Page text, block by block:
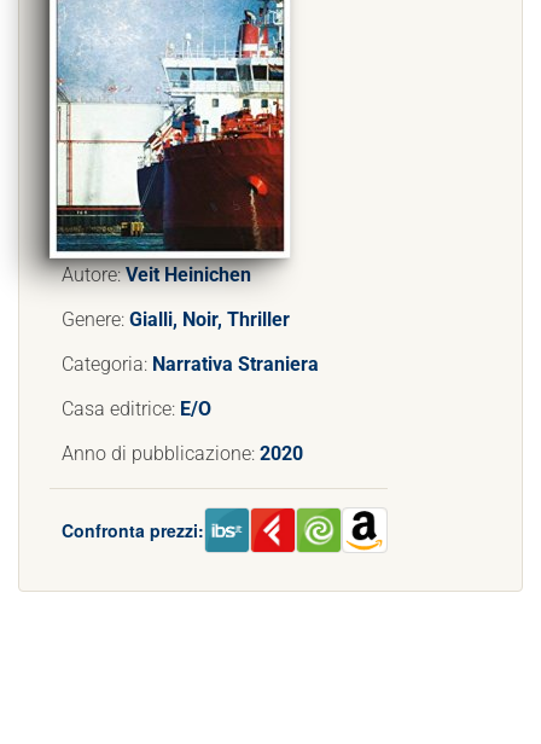
Autore:Veit Heinichen
Genere: Gialli, Noir, Thriller
Categoria: Narrativa Straniera
Casa editrice: E/O
Anno di pubblicazione: 2020
Confronta prezzi: